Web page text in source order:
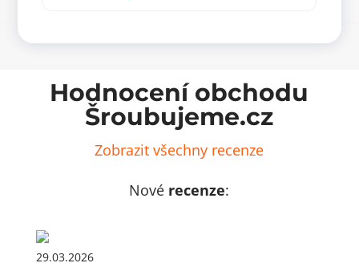
Hodnocení obchodu
Šroubujeme.cz
Zobrazit všechny recenze
Nové recenze:
29.03.2026